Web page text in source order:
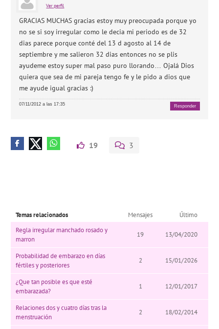
Ver perfil
GRACIAS MUCHAS gracias estoy muy preocupada porque yo
no se si soy irregular como le decia mi periodo es de 32
dias parece porque conté del 13 d agosto al 14 de
septiembre y me salieron 32 dias entonces no se plis
ayudeme estoy super mal paso puro llorando… Ojalá Dios
quiera que sea de mi pareja tengo fe y le pido a dios que
me ayude igual gracias :)
07/11/2012 a las 17:35 Responder
19 3
Temas relacionados Mensajes
Último
Regla irregular manchado rosado y
marron
19 13/04/2020
Probabilidad de embarazo en días
fértiles y posteriores
2 15/01/2026
¿Que tan posible es que esté
embarazada?
1 12/01/2017
Relaciones dos y cuatro días tras la
menstruación
2 18/02/2014